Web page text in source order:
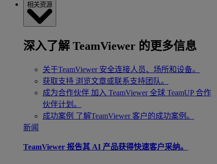
相关资源
深入了解 TeamViewer 的更多信息
关于TeamViewer 安全连接人员、场所和设备。
获取支持 浏览文章或联系支持团队。
成为合作伙伴 加入 TeamViewer 全球 TeamUP 合作
伙伴计划。
成功案例 了解TeamViewer 客户的成功案例。
新闻
TeamViewer 报告其 AI 产品获得快速客户采纳。